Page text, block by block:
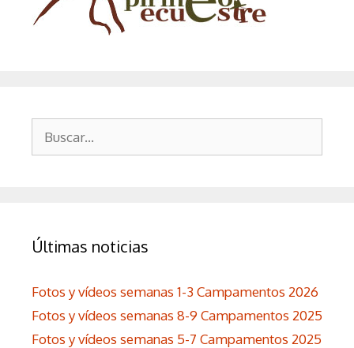
Últimas noticias
Fotos y vídeos semanas 1-3 Campamentos 2026
Fotos y vídeos semanas 8-9 Campamentos 2025
Fotos y vídeos semanas 5-7 Campamentos 2025